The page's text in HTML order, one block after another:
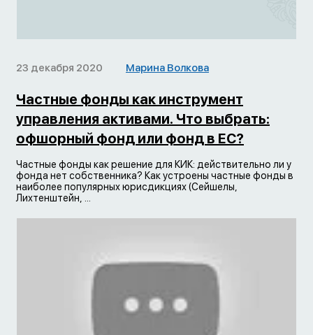
23 декабря 2020 Марина Волкова
Частные фонды как инструмент
управления активами. Что выбрать:
офшорный фонд или фонд в ЕС?
Частные фонды как решение для КИК: действительно ли у
фонда нет собственника? Как устроены частные фонды в
наиболее популярных юрисдикциях (Сейшелы,
Лихтенштейн, ...